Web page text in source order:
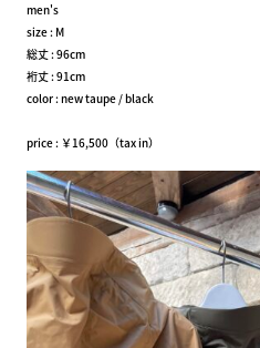
men's
size : M
総丈 : 96cm
裄丈 : 91cm
color : new taupe / black
price : ￥16,500（tax in）